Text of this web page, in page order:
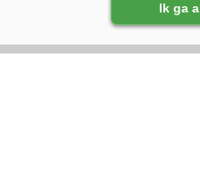
Ik ga